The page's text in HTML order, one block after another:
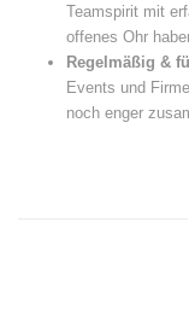
Teamspirit mit
offenes Ohr
Regelmäßig &
Events und
noch enger